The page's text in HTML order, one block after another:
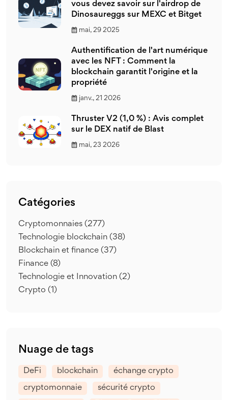
vous devez savoir sur l'airdrop de
Dinosaureggs sur MEXC et Bitget
mai, 29 2025
Authentification de l'art numérique
avec les NFT : Comment la
blockchain garantit l'origine et la
propriété
janv., 21 2026
Thruster V2 (1,0 %) : Avis complet
sur le DEX natif de Blast
mai, 23 2026
Catégories
Cryptomonnaies (277)
Technologie blockchain (38)
Blockchain et finance (37)
Finance (8)
Technologie et Innovation (2)
Crypto (1)
Nuage de tags
DeFi blockchain échange crypto
cryptomonnaie sécurité crypto